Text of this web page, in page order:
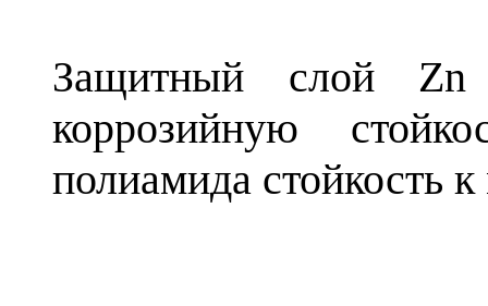
Защитный слой Zn
коррозийную
полиамида стойкость